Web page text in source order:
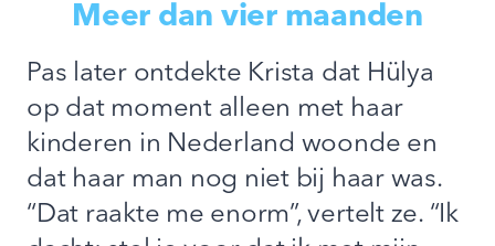
Meer dan vier maanden
Pas later ontdekte Krista dat Hülya
op dat moment alleen met haar
kinderen in Nederland woonde en
dat haar man nog niet bij haar was.
“Dat raakte me enorm”, vertelt ze. “Ik